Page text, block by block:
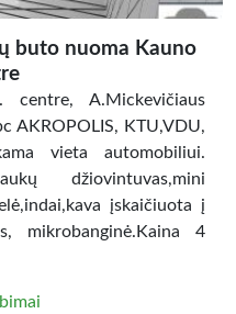
buto nuoma Kauno
centre, A.Mickevičiaus
AKROPOLIS, KTU,VDU,
vieta automobiliui.
džiovintuvas,mini
įskaičiuota į
mikrobanginė.Kaina 4